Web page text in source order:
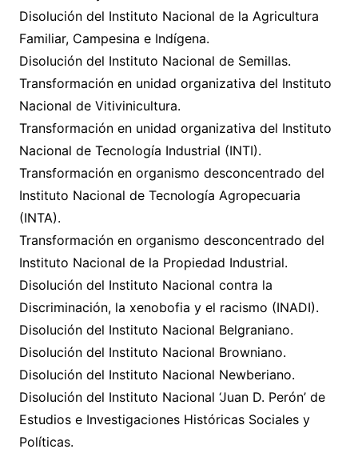
Disolución del Instituto Nacional de la Agricultura
Familiar, Campesina e Indígena.
Disolución del Instituto Nacional de Semillas.
Transformación en unidad organizativa del Instituto
Nacional de Vitivinicultura.
Transformación en unidad organizativa del Instituto
Nacional de Tecnología Industrial (INTI).
Transformación en organismo desconcentrado del
Instituto Nacional de Tecnología Agropecuaria
(INTA).
Transformación en organismo desconcentrado del
Instituto Nacional de la Propiedad Industrial.
Disolución del Instituto Nacional contra la
Discriminación, la xenobofia y el racismo (INADI).
Disolución del Instituto Nacional Belgraniano.
Disolución del Instituto Nacional Browniano.
Disolución del Instituto Nacional Newberiano.
Disolución del Instituto Nacional ‘Juan D. Perón’ de
Estudios e Investigaciones Históricas Sociales y
Políticas.